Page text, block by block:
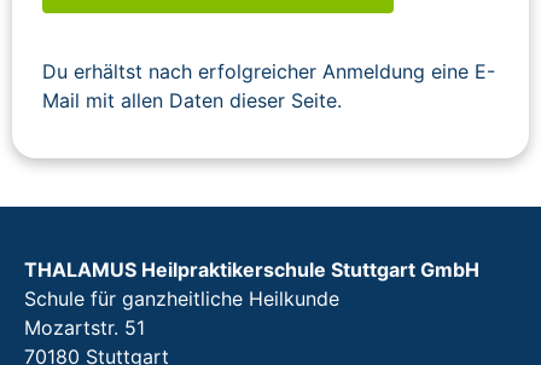
Du erhältst nach erfolgreicher Anmeldung eine E-
Mail mit allen Daten dieser Seite.
THALAMUS Heilpraktikerschule Stuttgart GmbH
Schule für ganzheitliche Heilkunde
Mozartstr. 51
70180 Stuttgart